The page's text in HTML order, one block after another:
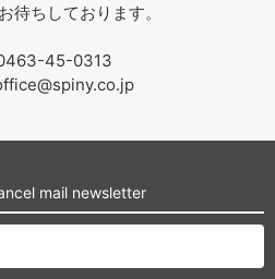
待ちしております。
45-0313
mail newsletter